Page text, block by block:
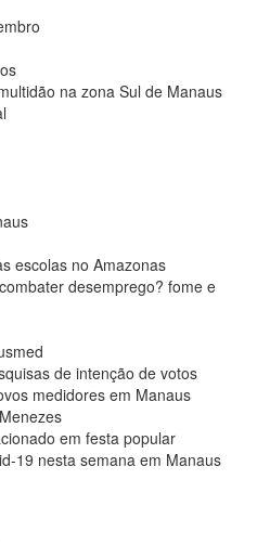
na zona Sul de Manaus
escolas no Amazonas
desemprego? fome e
de intenção de votos
medidores em Manaus
em festa popular
19 nesta semana em Manaus